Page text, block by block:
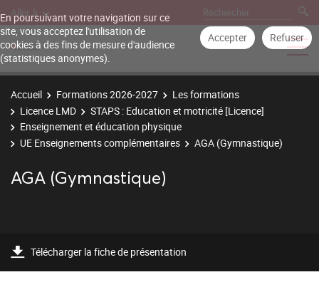
En poursuivant votre navigation sur ce
site, vous acceptez l'utilisation de
cookies à des fins de mesure d'audience
(statistiques anonymes).
Accepter Refuser
Aller à
Accueil Formations 2026-2027
Les formations
Licence LMD
STAPS : Education et motricité [Licence]
Enseignement et éducation physique
UE Enseignements complémentaires
AGA (Gymnastique)
AGA (Gymnastique)
Télécharger la fiche de présentation